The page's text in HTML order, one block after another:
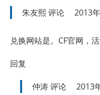
朱友熙评论 2013
兑换网站是。CF官网，
回复
仲涛评论 2013